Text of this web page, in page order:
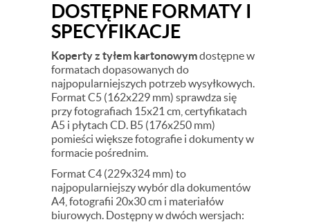
DOSTĘPNE FORMATY I
SPECYFIKACJE
Koperty z tyłem kartonowymdostępne w
formatach dopasowanych do
najpopularniejszych potrzeb wysyłkowych.
Format C5 (162x229 mm) sprawdza się
przy fotografiach 15x21 cm, certyfikatach
A5 i płytach CD. B5 (176x250 mm)
pomieści większe fotografie i dokumenty w
formacie pośrednim.
Format C4 (229x324 mm) to
najpopularniejszy wybór dla dokumentów
A4, fotografii 20x30 cm i materiałów
biurowych. Dostępny w dwóch wersjach: